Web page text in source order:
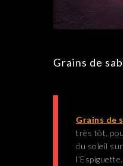
Grains de
Grains de
très tôt,
du soleil sur